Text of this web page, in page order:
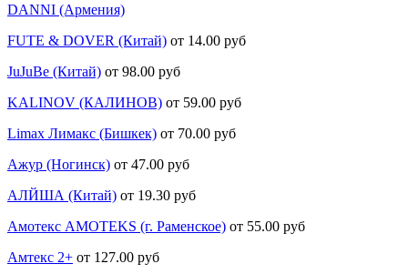
DANNI (Армения)
FUTE & DOVER (Китай) от 14.00 руб
JuJuBe (Китай) от 98.00 руб
KALINOV (КАЛИНОВ) от 59.00 руб
Limax Лимакс (Бишкек) от 70.00 руб
Ажур (Ногинск) от 47.00 руб
АЛЙША (Китай) от 19.30 руб
Амотекс AMOTEKS (г. Раменское) от 55.00 руб
Амтекс 2+ от 127.00 руб